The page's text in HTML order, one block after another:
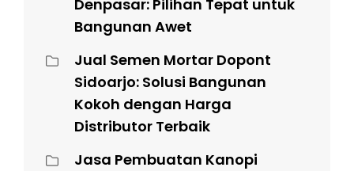
Denpasar: Pilihan Tepat untuk
Bangunan Awet
Jual Semen Mortar Dopont
Sidoarjo: Solusi Bangunan
Kokoh dengan Harga
Distributor Terbaik
Jasa Pembuatan Kanopi